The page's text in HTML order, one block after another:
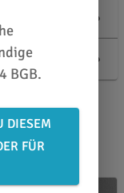
BGB.
DIESEM
FÜR